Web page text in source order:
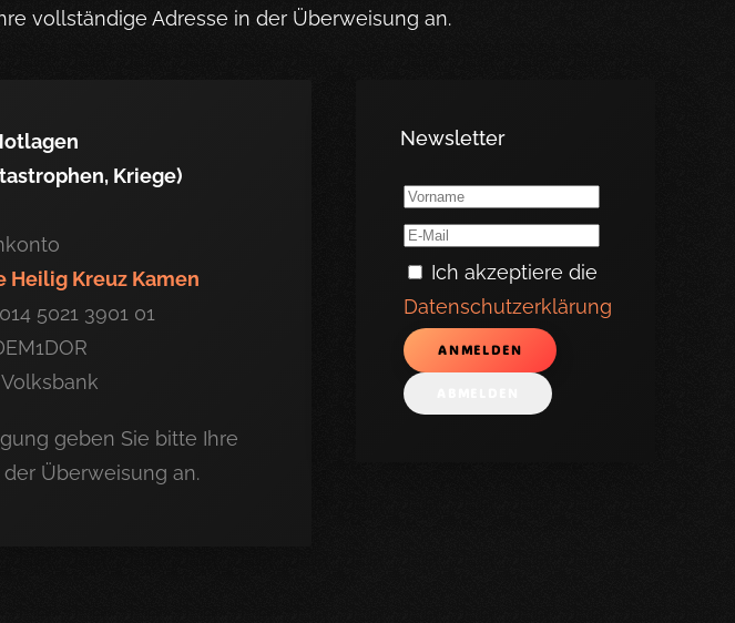
vollständige Adresse in der Überweisung an.
Kriege)
Heilig Kreuz Kamen
5021 3901 01
geben Sie bitte Ihre
Überweisung an.
Newsletter
Ich akzeptiere die
Datenschutzerklärung
ANMELDEN